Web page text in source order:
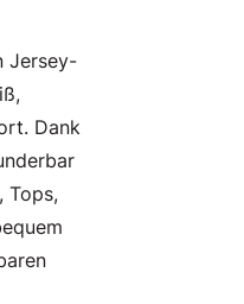
Jersey-
Dank
Tops,